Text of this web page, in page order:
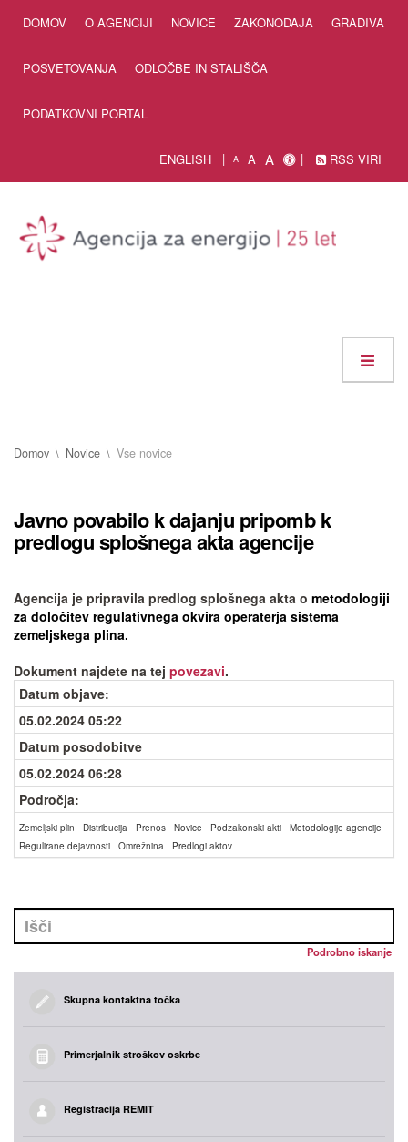
DOMOV O AGENCIJI NOVICE ZAKONODAJA GRADIVA
POSVETOVANJA ODLOČBE IN STALIŠČA
PODATKOVNI PORTAL
ENGLISH A A A RSS VIRI
Domov Novice Vse novice
Javno povabilo k dajanju pripomb k
predlogu splošnega akta agencije
Agencija je pripravila predlog splošnega akta o metodologiji
za določitev regulativnega okvira operaterja sistema
zemeljskega plina.
Dokument najdete na tej povezavi.
Datum objave:
05.02.2024 05:22
Datum posodobitve
05.02.2024 06:28
Področja:
Zemeljski plin Distribucija Prenos Novice Podzakonski akti
Metodologije agencije
Regulirane dejavnosti
Omrežnina Predlogi aktov
Podrobno iskanje
Skupna kontaktna točka
Primerjalnik stroškov oskrbe
Registracija REMIT